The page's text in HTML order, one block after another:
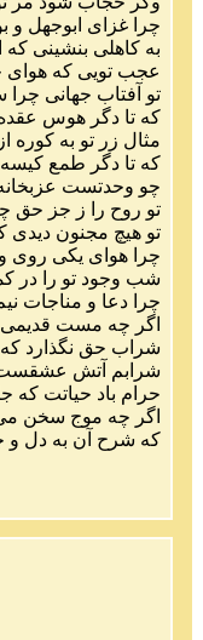
چرا
غزای ابوجهل و
به کاهلی بنشینی که
عجب تویی که هوای
تو آفتاب جهانی چرا
که تا دگر هوس
مثال زر تو به کوره از
که تا دگر طمع کیسه
چو وحدتست
تو روح را ز جز حق
تو هیچ مجنون دیدی
چرا
هوای یکی روی و
شب وجود تو را در
چرا
دعا و مناجات
اگر چه مست قدیمی
شراب حق نگذارد که
شرابم آتش
حرام باد حیاتت که
اگر چه موج سخن
که شرح آن به دل و